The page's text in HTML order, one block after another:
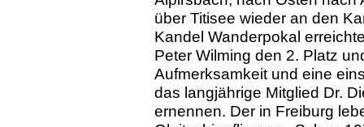
über Titisee wieder an den
Kandel Wanderpokal
Peter Wilming den 2. Platz
Aufmerksamkeit und eine
das langjährige Mitglied Dr.
ernennen. Der in Freiburg